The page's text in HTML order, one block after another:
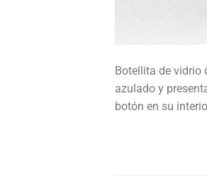
Botellita de vidrio
azulado y
botón en su